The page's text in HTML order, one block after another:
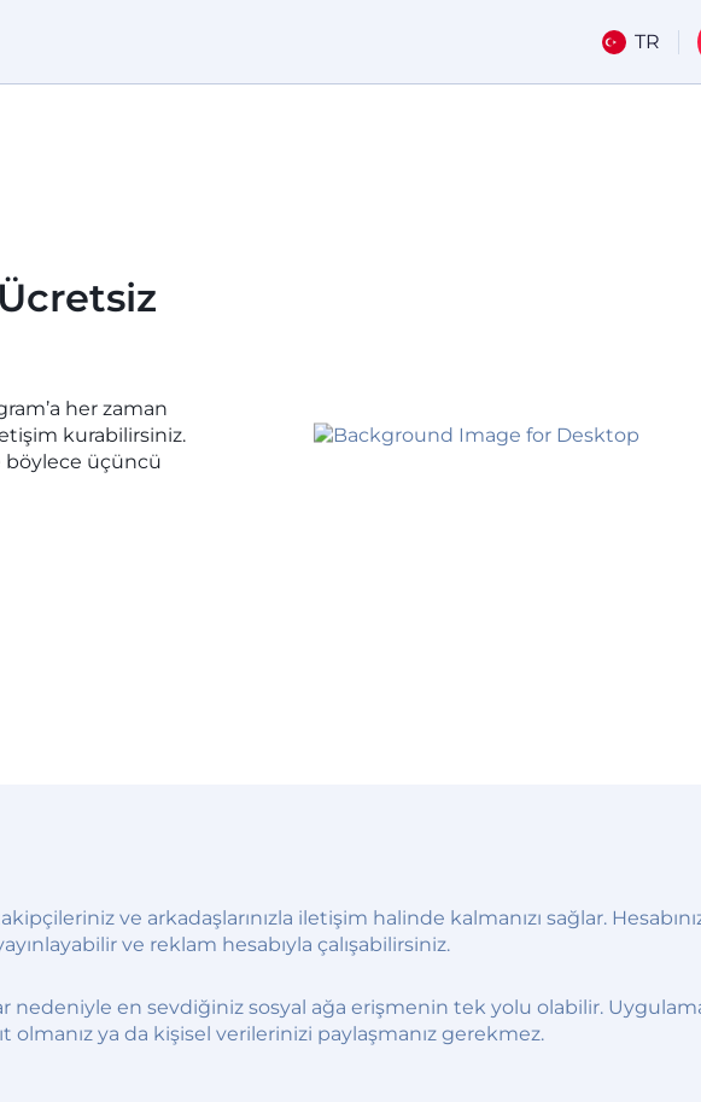
TR
her zaman
kurabilirsiniz.
böylece üçüncü
ve arkadaşlarınızla iletişim halinde kalmanızı sağlar.
ve reklam hesabıyla çalışabilirsiniz.
en sevdiğiniz sosyal ağa erişmenin tek yolu olabilir.
ya da kişisel verilerinizi paylaşmanız gerekmez.